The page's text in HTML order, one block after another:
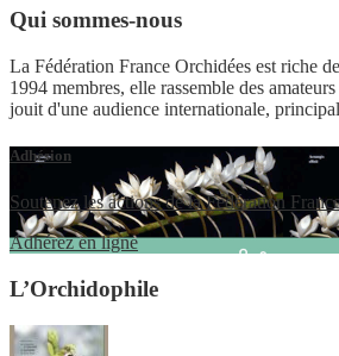
Qui sommes-nous
La Fédération France Orchidées est riche de
1994 membres, elle rassemble des
jouit d'une audience internationale,
Adhésion
Soutenez les actions de la Fédération
Adhérez en ligne
L’Orchidophile